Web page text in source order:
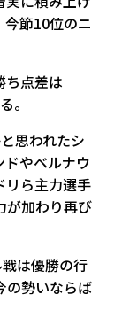
節10位のニ
ち点差は
。
思われたシ
やベルナウ
リら主力選手
が加わり再び
は優勝の行
の勢いならば